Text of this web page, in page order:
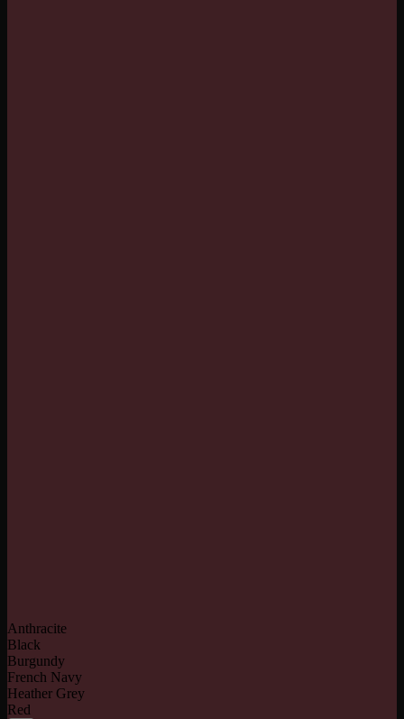
Anthracite
Black
Burgundy
French Navy
Heather Grey
Red